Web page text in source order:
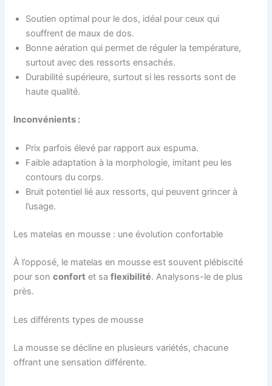
Soutien optimal pour le dos, idéal pour ceux qui
souffrent de maux de dos.
Bonne aération qui permet de réguler la température,
surtout avec des ressorts ensachés.
Durabilité supérieure, surtout si les ressorts sont de
haute qualité.
Inconvénients :
Prix parfois élevé par rapport aux espuma.
Faible adaptation à la morphologie, imitant peu les
contours du corps.
Bruit potentiel lié aux ressorts, qui peuvent grincer à
l’usage.
Les matelas en mousse : une évolution confortable
À l’opposé, le matelas en mousse est souvent plébiscité
pour sonconfort et saflexibilité. Analysons-le de plus
près.
Les différents types de mousse
La mousse se décline en plusieurs variétés, chacune
offrant une sensation différente.